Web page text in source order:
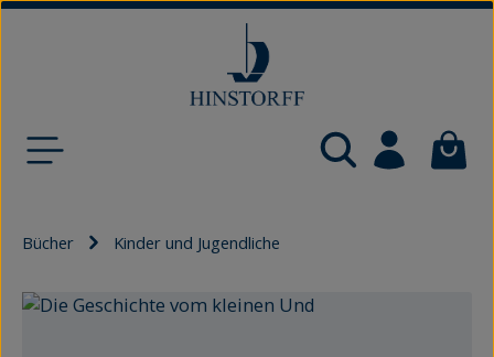
Bücher Kinder und Jugendliche
Bildergalerie überspringen